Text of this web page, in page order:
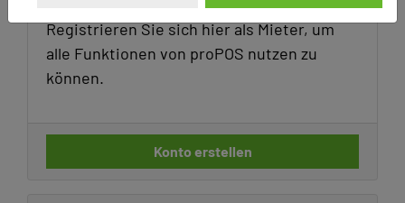
Registrieren Sie sich hier als Mieter, um
alle Funktionen von proPOS nutzen zu
können.
Konto erstellen